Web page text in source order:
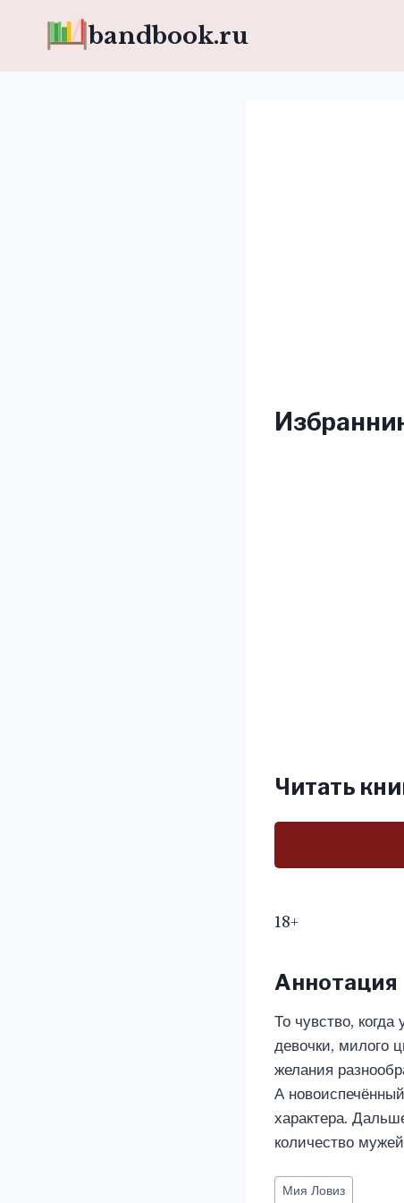
bandbook.ru
Читать
18+
Аннотация
То чувство,
девочки, милого
желания
А
характера.
количество
Метки
Мия Ловиз